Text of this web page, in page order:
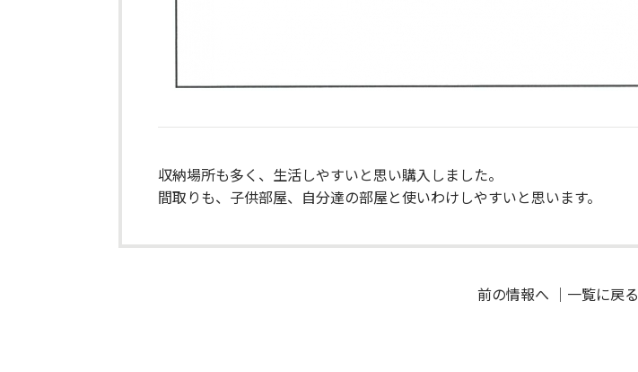
収納場所も多く、生活しやすいと思い購入しました。
間取りも、子供部屋、自分達の部屋と使いわけしやすいと思います。
前の情報へ ｜ 一覧に戻る